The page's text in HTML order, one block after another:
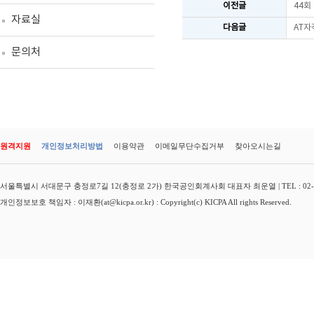
자료실
문의처
이전글 44회
다음글 AT자
원격지원 개인정보처리방법 이용약관 이메일무단수집거부 찾아오시는길
서울특별시 서대문구 충정로7길 12(충정로 2가) 한국공인회계사회 대표자 최운열 | TEL :
개인정보보호 책임자 : 이재환(at@kicpa.or.kr) : Copyright(c) KICPA All rights Reserved.